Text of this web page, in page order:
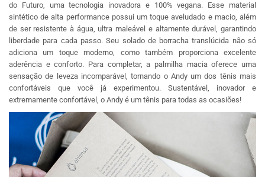
do Futuro, uma tecnologia inovadora e 100% vegana. Esse material
sintético de alta performance possui um toque aveludado e macio, além
de ser resistente à água, ultra maleável e altamente durável, garantindo
liberdade para cada passo. Seu solado de borracha translúcida não só
adiciona um toque moderno, como também proporciona excelente
aderência e conforto. Para completar, a palmilha macia oferece uma
sensação de leveza incomparável, tornando o Andy um dos tênis mais
confortáveis que você já experimentou. Sustentável, inovador e
extremamente confortável, o Andy é um tênis para todas as ocasiões!